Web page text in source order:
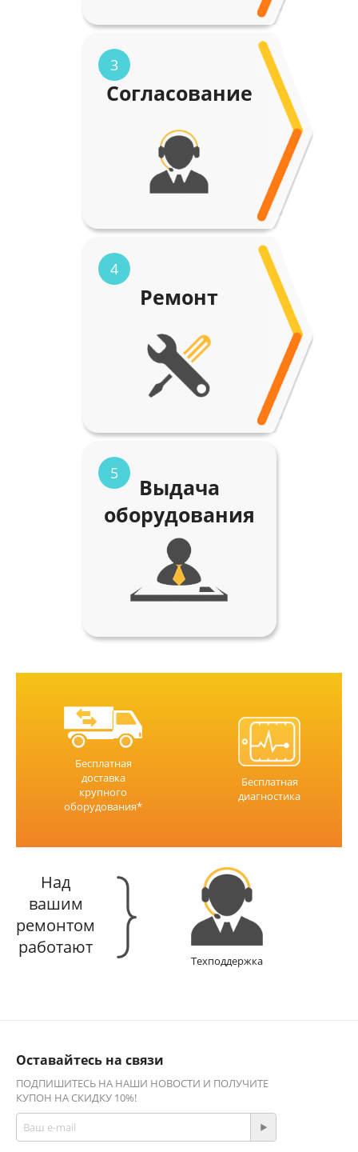
3
Согласование
4
Ремонт
5
Выдача
оборудования
Бесплатная
доставка
крупного
оборудования*
Бесплатная
диагностика
Над
вашим
ремонтом
работают
Техподдержка
Оставайтесь на связи
ПОДПИШИТЕСЬ НА НАШИ НОВОСТИ И ПОЛУЧИТЕ
КУПОН НА СКИДКУ 10%!